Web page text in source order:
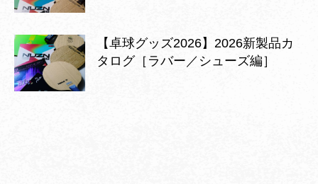
【卓球グッズ2026】2026新製品カ
タログ［ラバー／シューズ編］